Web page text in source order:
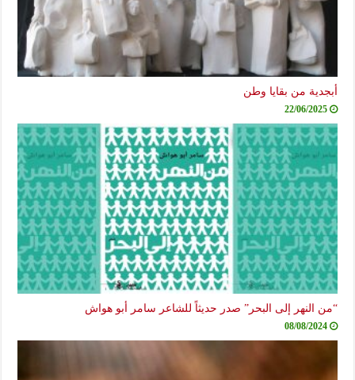
أبجدية من بقايا وطن
22/06/2025
“من النهر إلى البحر” صدر حديثاً للشاعر سامر أبو هواش
08/08/2024